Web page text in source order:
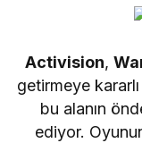
Activision,
getirmeye
bu alanın
ediyor.